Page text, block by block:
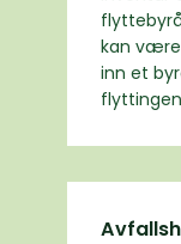
kan
inn et